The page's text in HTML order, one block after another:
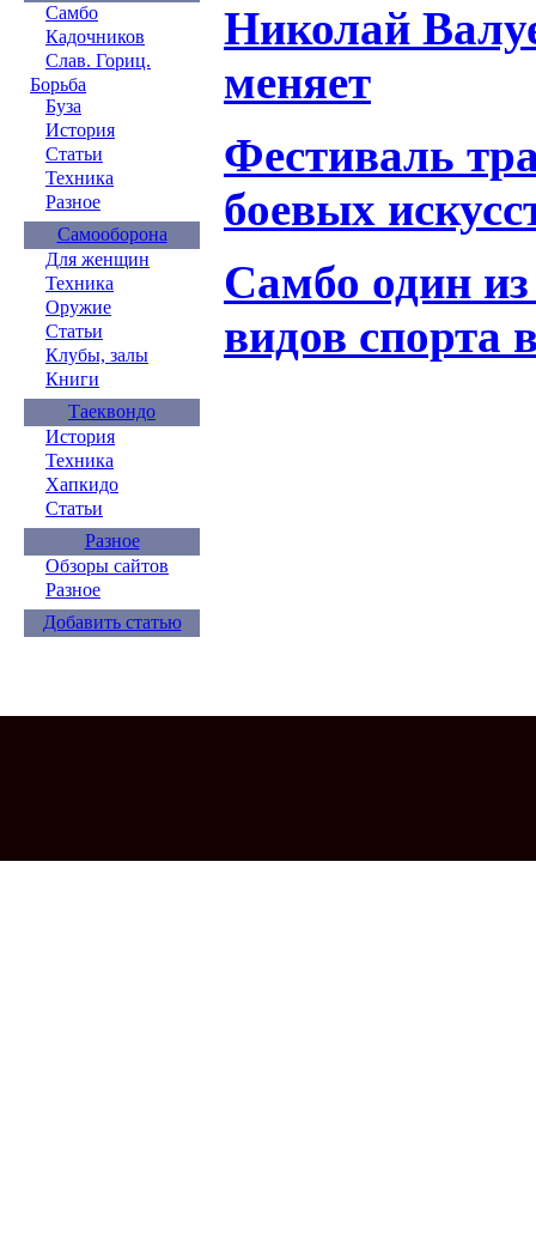
Самбо
Кадочников
Слав. Гориц.
Борьба
Буза
История
Статьи
Техника
Разное
Самооборона
Для женщин
Техника
Оружие
Статьи
Клубы, залы
Книги
Таеквондо
История
Техника
Хапкидо
Статьи
Разное
Обзоры сайтов
Разное
Добавить статью
Николай
меняет
Фестиваль
боевых
Самбо один
видов спорта